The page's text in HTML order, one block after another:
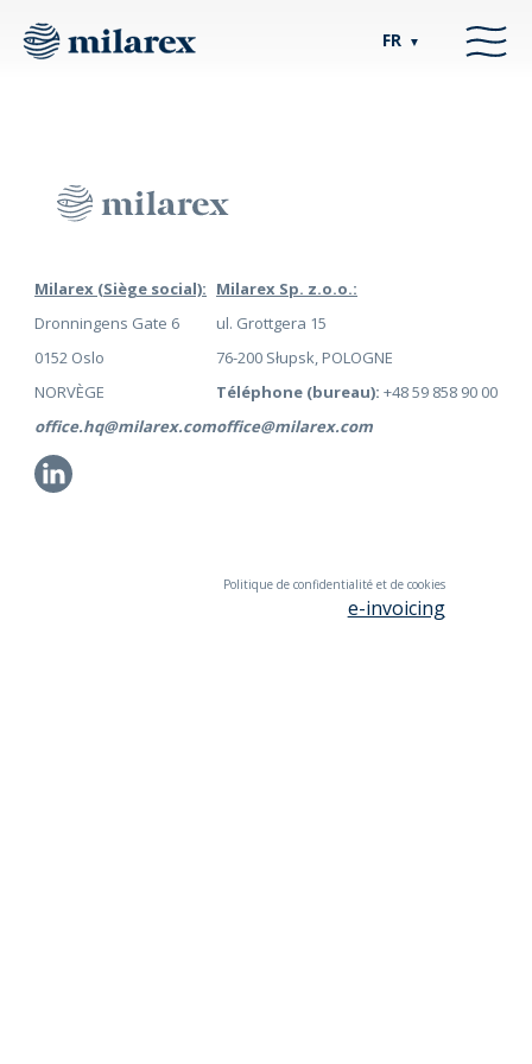
FR ▼
Milarex (Siège social):
Dronningens Gate 6
0152 Oslo
NORVÈGE
office.hq@milarex.com
Li
Milarex Sp. z.o.o.:
ul. Grottgera 15
76-200 Słupsk, POLOGNE
Téléphone (bureau): +48 59 858 90 00
office@milarex.com
Politique de confidentialité et de cookies
e-invoicing